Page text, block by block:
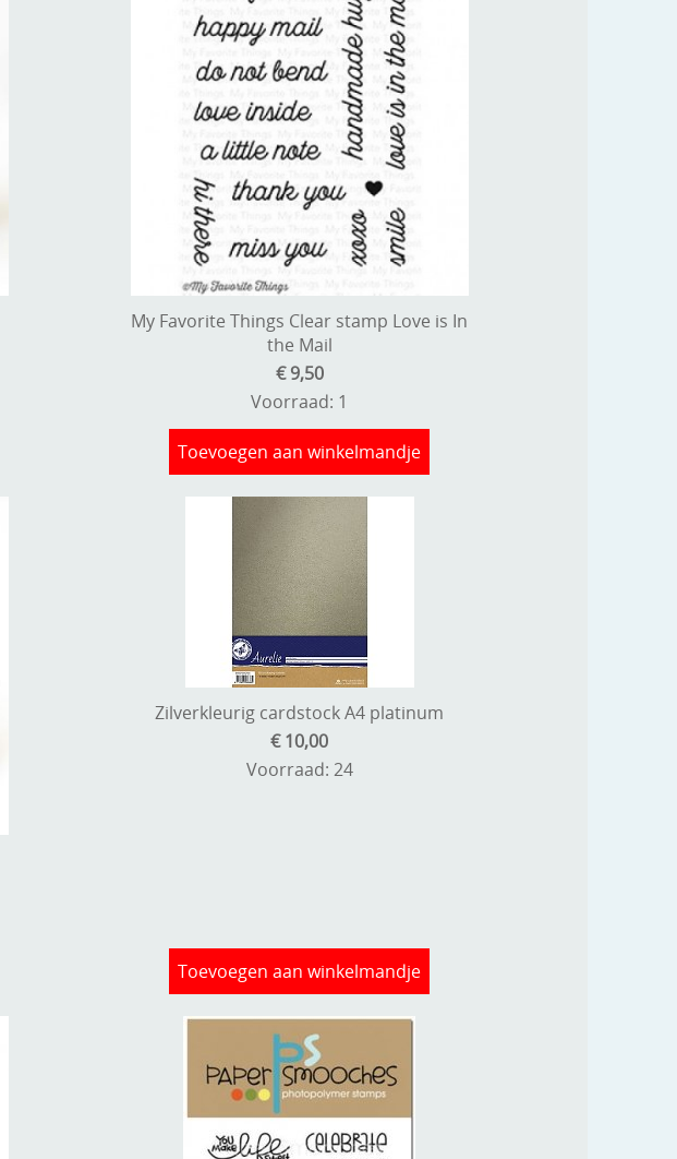
My Favorite Things Clear stamp Love is In
the Mail
€ 9,50
Voorraad: 1
Toevoegen aan winkelmandje
Zilverkleurig cardstock A4 platinum
€ 10,00
Voorraad: 24
Toevoegen aan winkelmandje